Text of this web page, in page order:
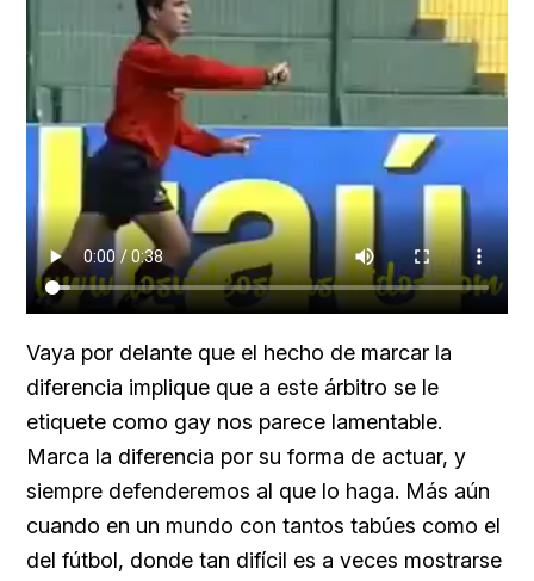
Vaya por delante que el hecho de marcar la
diferencia implique que a este árbitro se le
etiquete como gay nos parece lamentable.
Marca la diferencia por su forma de actuar, y
siempre defenderemos al que lo haga. Más aún
cuando en un mundo con tantos tabúes como el
del fútbol, donde tan difícil es a veces mostrarse